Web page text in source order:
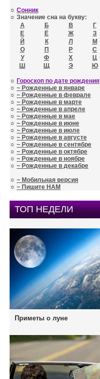
☼ Сонник
☼ Значение сна на букву:
А
Б В Г
Е
Ё Ж З
Й
К Л М
О
П Р С
У
Ф Х Ц
Ш
Щ Э Ю
☼ Гороскоп по дате рождения
☼ ~ Рожденные в январе
☼ ~ Рожденные в феврале
☼ ~ Рожденные в марте
☼ ~ Рожденные в апреле
☼ ~ Рожденные в мае
☼ ~ Рожденные в июне
☼ ~ Рожденные в июле
☼ ~ Рожденные в августе
☼ ~ Рожденные в сентябре
☼ ~ Рожденные в октябре
☼ ~ Рожденные в ноябре
☼ ~ Рожденные в декабре
☼ ~ Мобильная версия
☼ ~ Пишите НАМ
ТОП НЕДЕЛИ
Приметы о луне